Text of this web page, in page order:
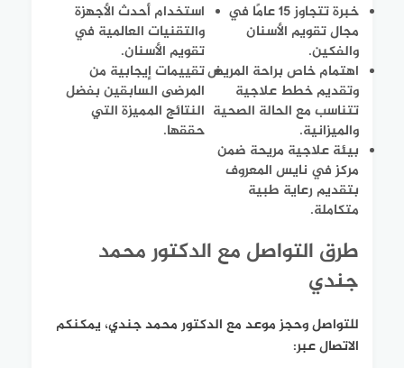
خبرة تتجاوز 15 عامًا في
مجال تقويم الأسنان
والفكين.
استخدام أحدث الأجهزة
والتقنيات العالمية في
تقويم الأسنان.
اهتمام خاص براحة المريض
وتقديم خطط علاجية
تتناسب مع الحالة الصحية
والميزانية.
تقييمات إيجابية من
المرضى السابقين بفضل
النتائج المميزة التي
حققها.
بيئة علاجية مريحة ضمن
مركز في نايس المعروف
بتقديم رعاية طبية
متكاملة.
طرق التواصل مع الدكتور محمد
جندي
للتواصل وحجز موعد مع الدكتور محمد جندي، يمكنكم
الاتصال عبر: